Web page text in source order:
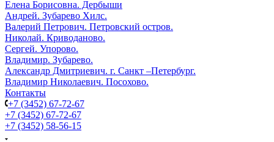
Елена Борисовна. Дербыши
Андрей. Зубарево Хилс.
Валерий Петрович. Петровский остров.
Николай. Криводаново.
Сергей. Упорово.
Владимир. Зубарево.
Александр Дмитриевич. г. Санкт –Петербург.
Владимир Николаевич. Посохово.
Контакты
+7 (3452) 67-72-67
+7 (3452) 67-72-67
+7 (3452) 58-56-15